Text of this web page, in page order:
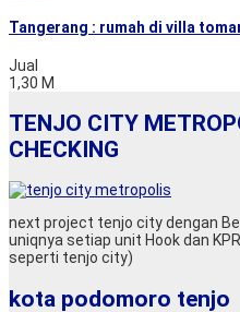
Tangerang : rumah di villa
Jual
1,30 M
TENJO CITY
CHECKING
next project tenjo city dengan
uniqnya setiap unit Hook dan KPR
seperti tenjo city)
kota podomoro tenjo